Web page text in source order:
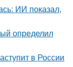
ИИ показал,
определил
в России